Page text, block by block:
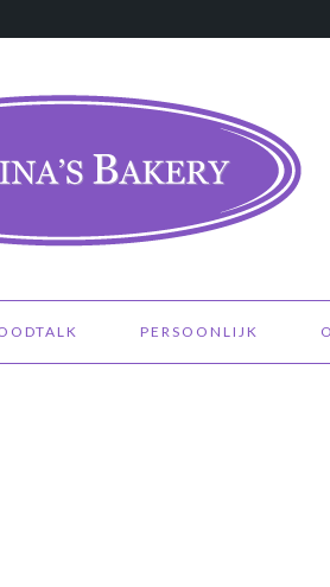
PERSOONLIJK